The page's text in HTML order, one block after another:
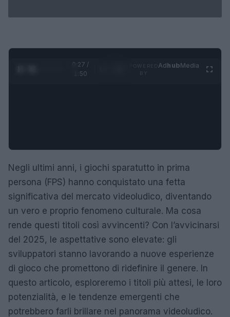
0:28 /
1:50
AdhubMedia
Negli ultimi anni, i giochi sparatutto in prima
persona (FPS) hanno conquistato una fetta
significativa del mercato videoludico, diventando
un vero e proprio fenomeno culturale. Ma cosa
rende questi titoli così avvincenti? Con l’avvicinarsi
del 2025, le aspettative sono elevate: gli
sviluppatori stanno lavorando a nuove esperienze
di gioco che promettono di ridefinire il genere. In
questo articolo, esploreremo i titoli più attesi, le loro
potenzialità, e le tendenze emergenti che
potrebbero farli brillare nel panorama videoludico.